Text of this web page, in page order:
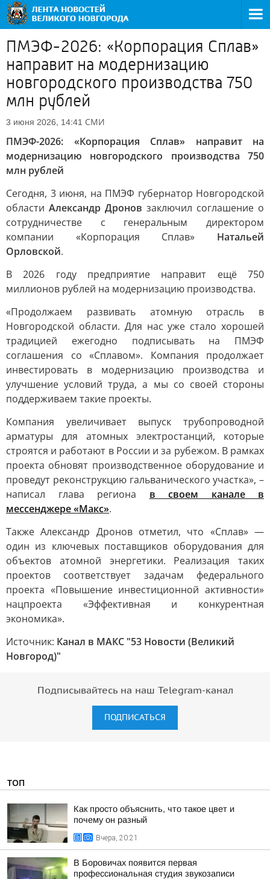
ПМЭФ-2026: «Корпорация Сплав»
направит на модернизацию
новгородского производства 750
млн рублей
3 июня 2026, 14:41 СМИ
ПМЭФ-2026: «Корпорация Сплав» направит на
модернизацию новгородского производства 750
млн рублей
Сегодня, 3 июня, на ПМЭФ губернатор Новгородской
области Александр Дронов заключил соглашение о
сотрудничестве с генеральным директором
компании «Корпорация Сплав» Натальей
Орловской.
В 2026 году предприятие направит ещё 750
миллионов рублей на модернизацию производства.
«Продолжаем развивать атомную отрасль в
Новгородской области. Для нас уже стало хорошей
традицией ежегодно подписывать на ПМЭФ
соглашения со «Сплавом». Компания продолжает
инвестировать в модернизацию производства и
улучшение условий труда, а мы со своей стороны
поддерживаем такие проекты.
Компания увеличивает выпуск трубопроводной
арматуры для атомных электростанций, которые
строятся и работают в России и за рубежом. В рамках
проекта обновят производственное оборудование и
проведут реконструкцию гальванического участка», –
написал глава региона в своем канале в
мессенджере «Макс».
Также Александр Дронов отметил, что «Сплав» —
один из ключевых поставщиков оборудования для
объектов атомной энергетики. Реализация таких
проектов соответствует задачам федерального
проекта «Повышение инвестиционной активности»
нацпроекта «Эффективная и конкурентная
экономика».
Источник: Канал в МАКС "53 Новости (Великий
Новгород)"
Подписывайтесь на наш Telegram-канал
ПОДПИСАТЬСЯ
ТОП
Как просто объяснить, что такое цвет и
почему он разный
Вчера, 20:21
В Боровичах появится первая
профессиональная студия звукозаписи